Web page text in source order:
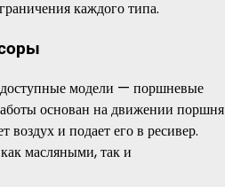
каждого типа.
модели — поршневые
основан на движении поршня
и подает его в ресивер.
масляными, так и